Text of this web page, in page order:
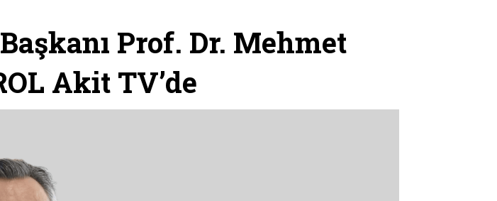
Prof. Dr. Mehmet
Akit TV’de